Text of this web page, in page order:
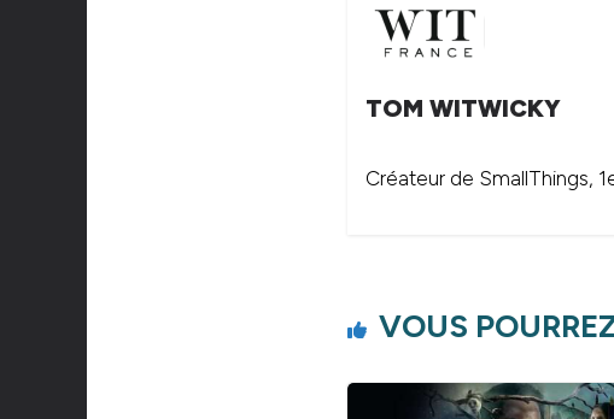
TOM WITWICKY
Créateur de SmallThings,
VOUS